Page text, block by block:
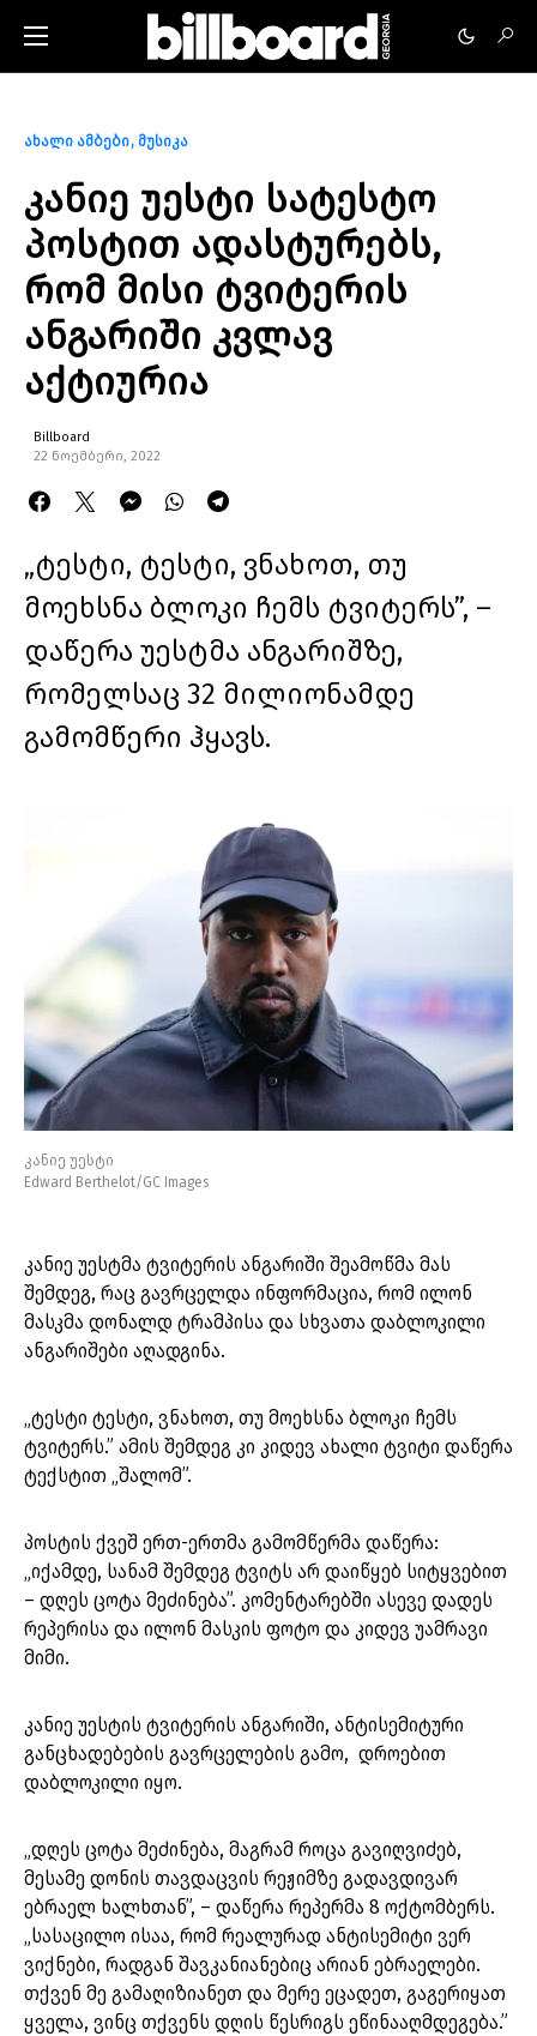
ახალი ამბები მუსიკა
კანიე უესტი სატესტო
პოსტით ადასტურებს,
რომ მისი ტვიტერის
ანგარიში კვლავ
აქტიურია
Billboard
22 ნოემბერი, 2022
„ტესტი, ტესტი, ვნახოთ, თუ
მოეხსნა ბლოკი ჩემს ტვიტერს”, –
დაწერა უესტმა ანგარიშზე,
რომელსაც 32 მილიონამდე
გამომწერი ჰყავს.
კანიე უესტი
Edward Berthelot/GC Images
კანიე უესტმა ტვიტერის ანგარიში შეამოწმა მას
შემდეგ, რაც გავრცელდა ინფორმაცია, რომ ილონ
მასკმა დონალდ ტრამპისა და სხვათა დაბლოკილი
ანგარიშები აღადგინა.
„ტესტი ტესტი, ვნახოთ, თუ მოეხსნა ბლოკი ჩემს
ტვიტერს.” ამის შემდეგ კი კიდევ ახალი ტვიტი დაწერა
ტექსტით „შალომ”.
პოსტის ქვეშ ერთ-ერთმა გამომწერმა დაწერა:
„იქამდე, სანამ შემდეგ ტვიტს არ დაიწყებ სიტყვებით
– დღეს ცოტა მეძინება”. კომენტარებში ასევე დადეს
რეპერისა და ილონ მასკის ფოტო და კიდევ უამრავი
მიმი.
კანიე უესტის ტვიტერის ანგარიში, ანტისემიტური
განცხადებების გავრცელების გამო, დროებით
დაბლოკილი იყო.
„დღეს ცოტა მეძინება, მაგრამ როცა გავიღვიძებ,
მესამე დონის თავდაცვის რეჟიმზე გადავდივარ
ებრაელ ხალხთან”, – დაწერა რეპერმა 8 ოქტომბერს.
„სასაცილო ისაა, რომ რეალურად ანტისემიტი ვერ
ვიქნები, რადგან შავკანიანებიც არიან ებრაელები.
თქვენ მე გამაღიზიანეთ და მერე ეცადეთ, გაგერიყათ
ყველა, ვინც თქვენს დღის წესრიგს ეწინააღმდეგება.”